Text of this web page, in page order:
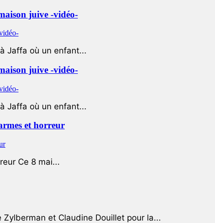
juive -vidéo-
Jaffa où un enfant...
juive -vidéo-
Jaffa où un enfant...
et horreur
Ce 8 mai...
et Claudine Douillet pour la...